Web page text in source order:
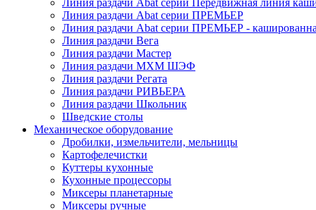
Линия раздачи Abat серии Передвижная линия
Линия раздачи Abat серии ПРЕМЬЕР
Линия раздачи Abat серии ПРЕМЬЕР -
Линия раздачи Вега
Линия раздачи Мастер
Линия раздачи МХМ ШЭФ
Линия раздачи Регата
Линия раздачи РИВЬЕРА
Линия раздачи Школьник
Шведские столы
Механическое оборудование
Дробилки, измельчители, мельницы
Картофелечистки
Куттеры кухонные
Кухонные процессоры
Миксеры планетарные
Миксеры ручные